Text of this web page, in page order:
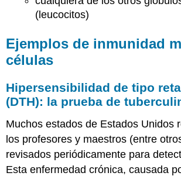
(leucocitos)
Ejemplos de inmunidad
células
Hipersensibilidad de tipo
(DTH): la prueba de
Muchos estados de Estados Unidos
los profesores y maestros (entre
revisados periódicamente para
Esta enfermedad crónica, causada